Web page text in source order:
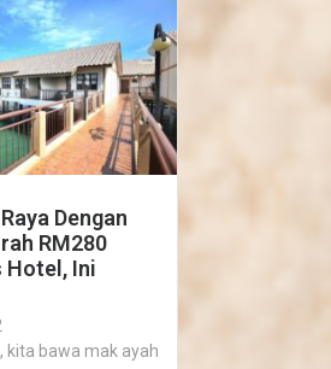
Dengan
RM280
Hotel, Ini
kita bawa mak ayah